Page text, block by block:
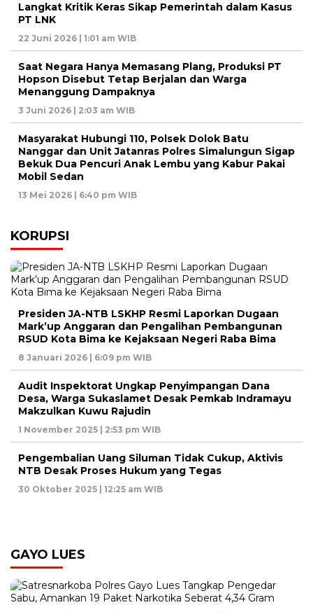
Langkat Kritik Keras Sikap Pemerintah dalam Kasus
PT LNK
22 Juni 2026 | 1:01 am WIB
Saat Negara Hanya Memasang Plang, Produksi PT
Hopson Disebut Tetap Berjalan dan Warga
Menanggung Dampaknya
3 Juni 2026 | 2:03 am WIB
Masyarakat Hubungi 110, Polsek Dolok Batu
Nanggar dan Unit Jatanras Polres Simalungun Sigap
Bekuk Dua Pencuri Anak Lembu yang Kabur Pakai
Mobil Sedan
13 Mei 2026 | 6:40 pm WIB
KORUPSI
Presiden JA-NTB LSKHP Resmi Laporkan Dugaan
Mark’up Anggaran dan Pengalihan Pembangunan
RSUD Kota Bima ke Kejaksaan Negeri Raba Bima
8 Januari 2026 | 6:09 pm WIB
Audit Inspektorat Ungkap Penyimpangan Dana
Desa, Warga Sukaslamet Desak Pemkab Indramayu
Makzulkan Kuwu Rajudin
1 November 2025 | 2:53 pm WIB
Pengembalian Uang Siluman Tidak Cukup, Aktivis
NTB Desak Proses Hukum yang Tegas
30 Oktober 2025 | 12:25 am WIB
GAYO LUES